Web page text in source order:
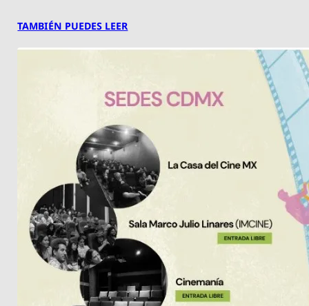
TAMBIÉN PUEDES LEER